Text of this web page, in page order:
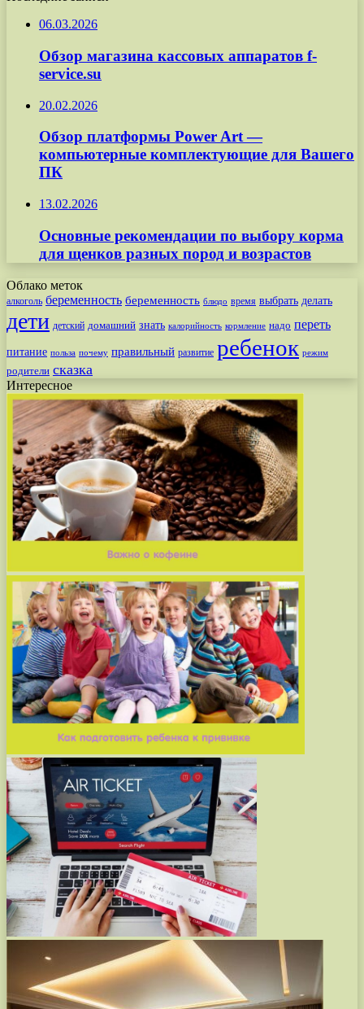
06.03.2026
Обзор магазина кассовых аппаратов f-
service.su
20.02.2026
Обзор платформы Power Art —
компьютерные комплектующие для Вашего
ПК
13.02.2026
Основные рекомендации по выбору корма
для щенков разных пород и возрастов
Облако меток
алкоголь беременность беременность блюдо время выбрать делать
дети детский домашний знать калорийность кормление надо переть
питание польза почему правильный развитие ребенок режим
родители сказка
Интересное